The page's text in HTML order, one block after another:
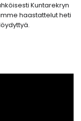
Kuntarekryn
haastattelut heti